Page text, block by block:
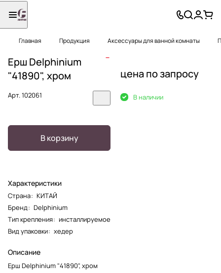
Главная Продукция Аксессуары для ванной комнаты
Ерш Delphinium
"41890", хром
Арт.102061
В корзину
Характеристики
Страна: КИТАЙ
Бренд: Delphinium
Тип крепления: инсталлируемое
Вид упаковки: хедер
Описание
Ерш Delphinium "41890", хром
цена по запросу
В наличии